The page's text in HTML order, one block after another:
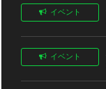
イベント
イベント